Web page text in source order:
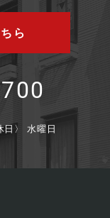
日〉 水曜日
ら